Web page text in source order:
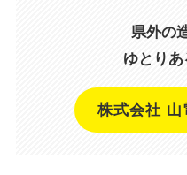
県外の
ゆとり
株式会社